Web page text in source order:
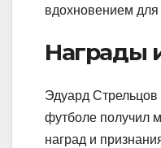
вдохновением
Награды
Эдуард Стрельцов
футболе получил
наград и